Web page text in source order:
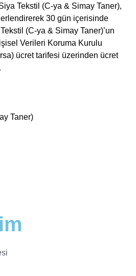
Tekstil (C-ya & Simay Taner),
30 gün içerisinde
(C-ya & Simay Taner)’un
Verileri Koruma Kurulu
ücret tarifesi üzerinden ücret
Taner)